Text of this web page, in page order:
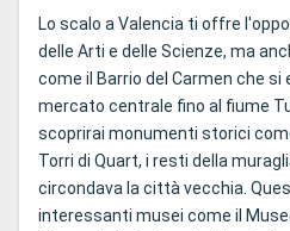
Lo scalo a Valencia ti offre
delle Arti e delle Scienze, ma
come il Barrio del Carmen che si
mercato centrale fino al fiume
scoprirai monumenti storici
Torri di Quart, i resti della
circondava la città vecchia.
interessanti musei come il